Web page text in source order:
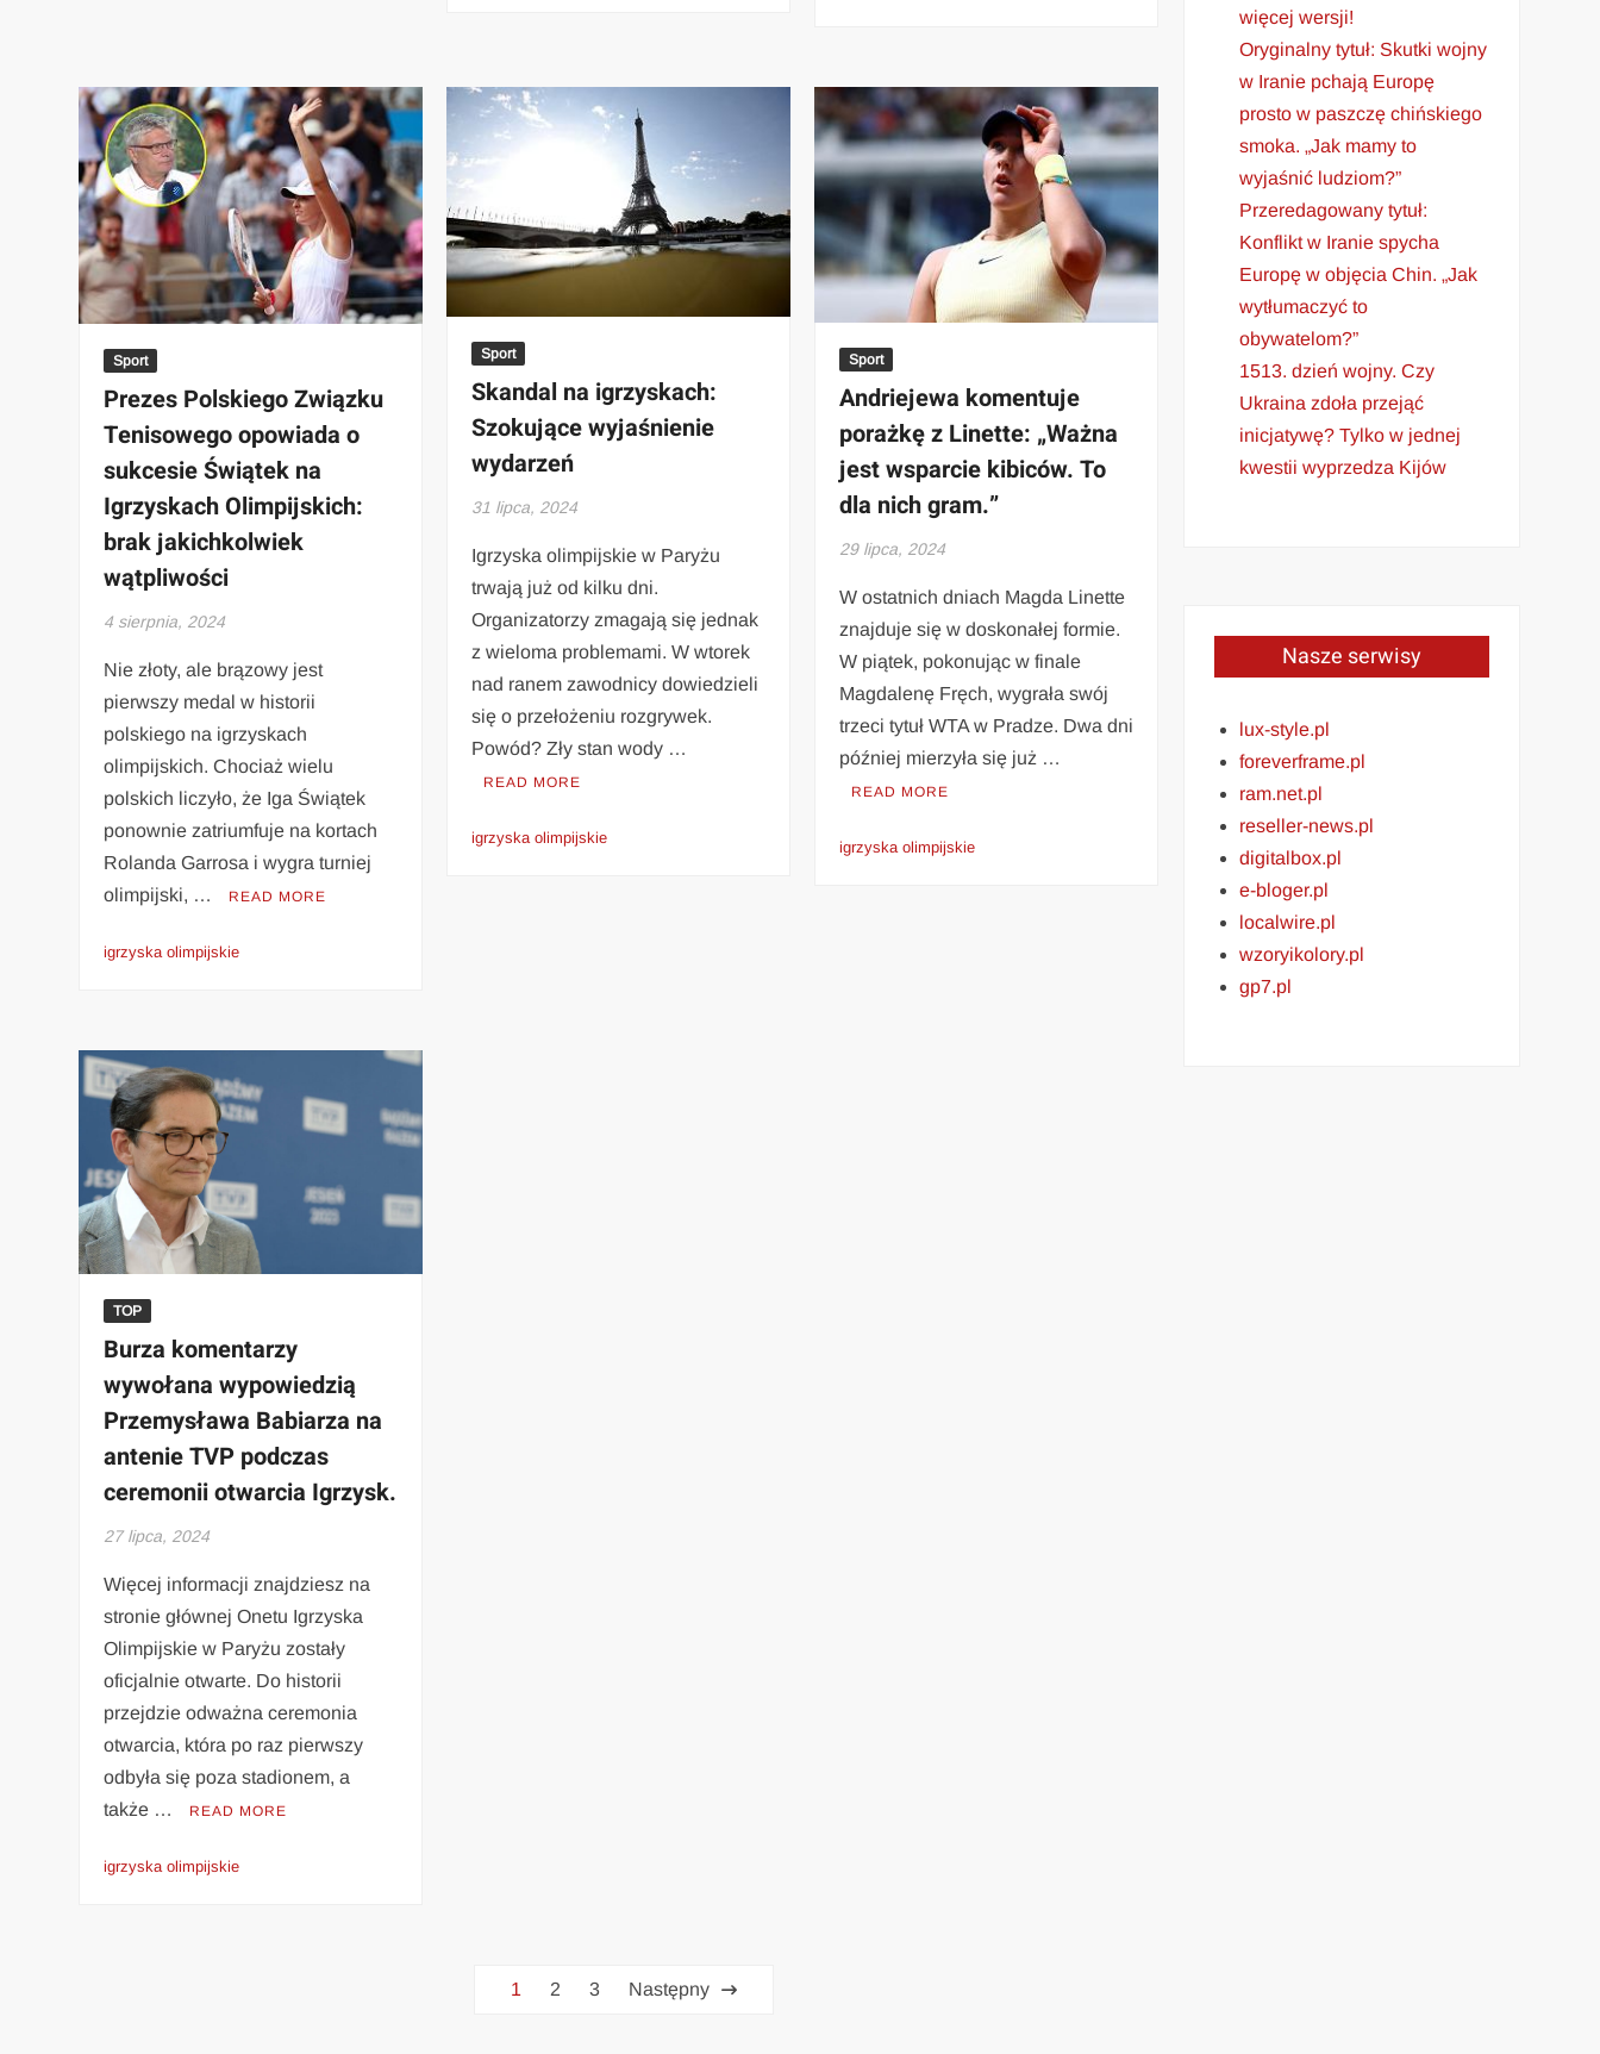
Sport
Prezes Polskiego Związku
Tenisowego opowiada o
sukcesie Świątek na
Igrzyskach Olimpijskich:
brak jakichkolwiek
wątpliwości
4 sierpnia, 2024
Nie złoty, ale brązowy jest
pierwszy medal w historii
polskiego na igrzyskach
olimpijskich. Chociaż wielu
polskich liczyło, że Iga Świątek
ponownie zatriumfuje na kortach
Rolanda Garrosa i wygra turniej
olimpijski, …
READ MORE
igrzyska olimpijskie
Sport
Skandal na igrzyskach:
Szokujące wyjaśnienie
wydarzeń
31 lipca, 2024
Igrzyska olimpijskie w Paryżu
trwają już od kilku dni.
Organizatorzy zmagają się jednak
z wieloma problemami. W wtorek
nad ranem zawodnicy dowiedzieli
się o przełożeniu rozgrywek.
Powód? Zły stan wody …
READ MORE
igrzyska olimpijskie
Sport
Andriejewa komentuje
porażkę z Linette: „Ważna
jest wsparcie kibiców. To
dla nich gram.”
29 lipca, 2024
W ostatnich dniach Magda Linette
znajduje się w doskonałej formie.
W piątek, pokonując w finale
Magdalenę Fręch, wygrała swój
trzeci tytuł WTA w Pradze. Dwa dni
później mierzyła się już …
READ MORE
igrzyska olimpijskie
TOP
Burza komentarzy
wywołana wypowiedzią
Przemysława Babiarza na
antenie TVP podczas
ceremonii otwarcia Igrzysk.
27 lipca, 2024
Więcej informacji znajdziesz na
stronie głównej Onetu Igrzyska
Olimpijskie w Paryżu zostały
oficjalnie otwarte. Do historii
przejdzie odważna ceremonia
otwarcia, która po raz pierwszy
odbyła się poza stadionem, a
także …
READ MORE
igrzyska olimpijskie
1 2 3 Następny
więcej wersji!
Oryginalny tytuł: Skutki wojny
w Iranie pchają Europę
prosto w paszczę chińskiego
smoka. „Jak mamy to
wyjaśnić ludziom?”
Przeredagowany tytuł:
Konflikt w Iranie spycha
Europę w objęcia Chin. „Jak
wytłumaczyć to
obywatelom?”
1513. dzień wojny. Czy
Ukraina zdoła przejąć
inicjatywę? Tylko w jednej
kwestii wyprzedza Kijów
Nasze serwisy
lux-style.pl
foreverframe.pl
ram.net.pl
reseller-news.pl
digitalbox.pl
e-bloger.pl
localwire.pl
wzoryikolory.pl
gp7.pl